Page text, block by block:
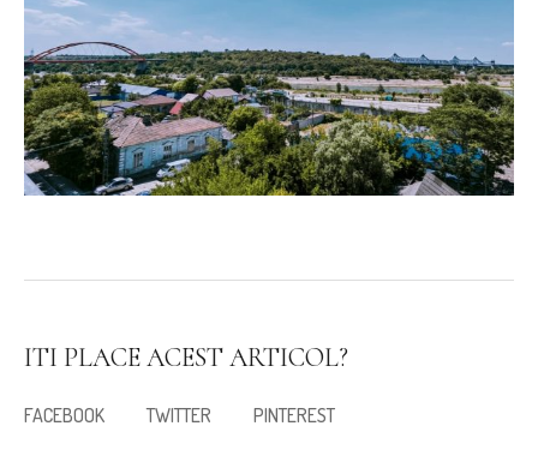
ITI PLACE ACEST ARTICOL?
FACEBOOK TWITTER PINTEREST